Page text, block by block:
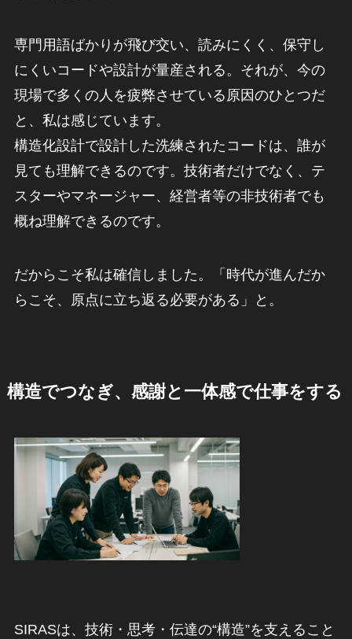
専門用語ばかりが飛び交い、読みにくく、保守し
にくいコードや設計が量産される。それが、今の
現場で多くの人を疲弊させている原因のひとつだ
と、私は感じています。
構造化設計で設計した洗練されたコードは、誰が
見ても理解できるのです。技術者だけでなく、テ
スターやマネージャー、経営者等の非技術者でも
概ね理解できるのです。
だからこそ私は確信しました。「時代が進んだか
らこそ、原点に立ち返る必要がある」と。
構造でつなぎ、感謝と一体感で仕事をする
SIRASは、技術・思考・伝達の“構造”を支えること